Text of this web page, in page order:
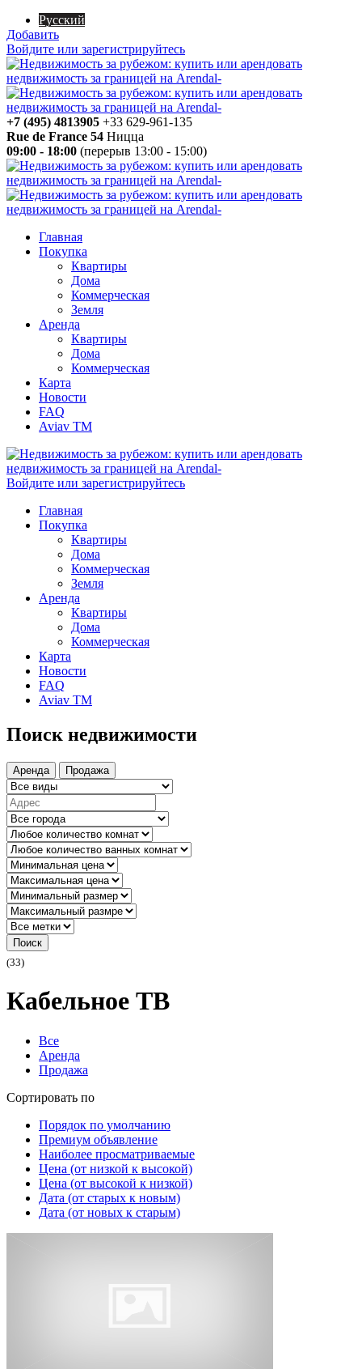
Русский
Добавить
Войдите или зарегистрируйтесь
+7 (495) 4813905 +33 629-961-135
Rue de France 54 Ницца
09:00 - 18:00 (перерыв 13:00 - 15:00)
Главная
Покупка
Квартиры
Дома
Коммерческая
Земля
Аренда
Квартиры
Дома
Коммерческая
Карта
Новости
FAQ
Aviav TM
Войдите или зарегистрируйтесь
Главная
Покупка
Квартиры
Дома
Коммерческая
Земля
Аренда
Квартиры
Дома
Коммерческая
Карта
Новости
FAQ
Aviav TM
Поиск недвижимости
Аренда Продажа
Поиск
(33)
Кабельное ТВ
Все
Аренда
Продажа
Сортировать по
Порядок по умолчанию
Премиум объявление
Наиболее просматриваемые
Цена (от низкой к высокой)
Цена (от высокой к низкой)
Дата (от старых к новым)
Дата (от новых к старым)